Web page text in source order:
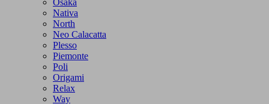
Nativa
North
Neo Calacatta
Plesso
Piemonte
Poli
Origami
Relax
Way